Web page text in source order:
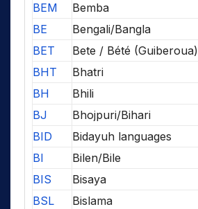
BEM
Bemba
BE
Bengali/Bangla
BET
Bete / Bété (Guiberoua)
BHT
Bhatri
BH
Bhili
BJ
Bhojpuri/Bihari
BID
Bidayuh languages
BI
Bilen/Bile
BIS
Bisaya
BSL
Bislama